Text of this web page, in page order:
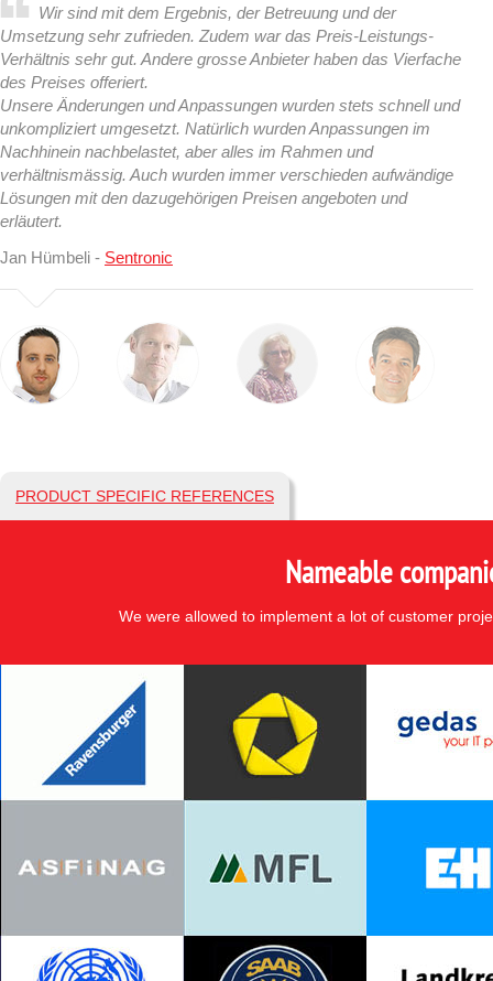
Wir sind mit dem Ergebnis, der Betreuung und der
Umsetzung sehr zufrieden. Zudem war das Preis-Leistungs-
Verhältnis sehr gut. Andere grosse Anbieter haben das Vierfache
des Preises offeriert.
Unsere Änderungen und Anpassungen wurden stets schnell und
unkompliziert umgesetzt. Natürlich wurden Anpassungen im
Nachhinein nachbelastet, aber alles im Rahmen und
verhältnismässig. Auch wurden immer verschieden aufwändige
Lösungen mit den dazugehörigen Preisen angeboten und
erläutert.
Jan Hümbeli - Sentronic
PRODUCT SPECIFIC REFERENCES
Nameable
We were allowed to implement a lot of customer